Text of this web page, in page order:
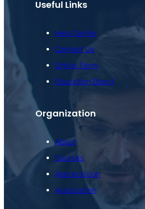
Useful Links
Help Center
Contact Us
Online Form
Education Board
Organization
About
Courses
Appreciation
Association